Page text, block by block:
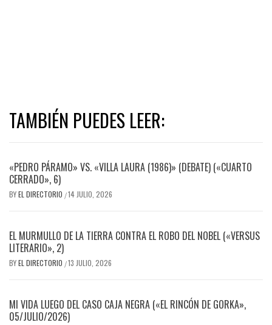
TAMBIÉN PUEDES LEER:
«PEDRO PÁRAMO» VS. «VILLA LAURA (1986)» (DEBATE) («CUARTO
CERRADO», 6)
BYEL DIRECTORIO /14 JULIO, 2026
EL MURMULLO DE LA TIERRA CONTRA EL ROBO DEL NOBEL («VERSUS
LITERARIO», 2)
BYEL DIRECTORIO /13 JULIO, 2026
MI VIDA LUEGO DEL CASO CAJA NEGRA («EL RINCÓN DE GORKA»,
05/JULIO/2026)